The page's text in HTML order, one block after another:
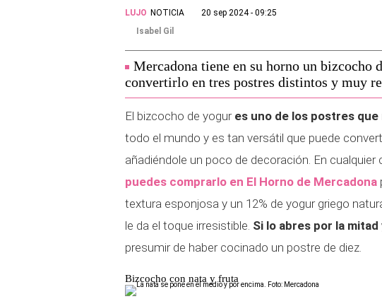
LUJO NOTICIA
20 sep 2024 - 09:25
Isabel Gil
Mercadona tiene en su horno un bizcocho
convertirlo en tres postres distintos y muy
El bizcocho de yogur es uno de los postres
todo el mundo y es tan versátil que puede
añadiéndole un poco de decoración. En
puedes comprarlo en El Horno de Mercadona
textura esponjosa y un 12% de yogur griego
le da el toque irresistible. Si lo abres por la
presumir de haber cocinado un postre de diez.
Bizcocho con nata y fruta